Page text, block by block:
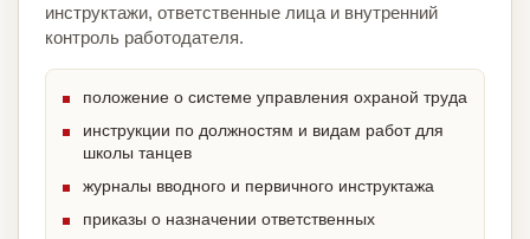
инструктажи, ответственные лица и внутренний
контроль работодателя.
положение о системе управления охраной труда
инструкции по должностям и видам работ для
школы танцев
журналы вводного и первичного инструктажа
приказы о назначении ответственных